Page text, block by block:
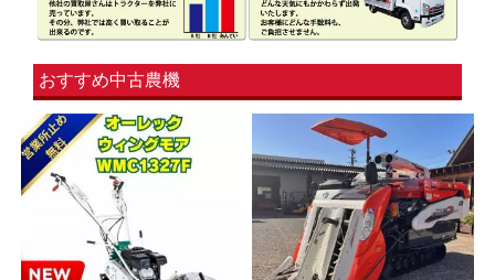
おすすめ中古農機